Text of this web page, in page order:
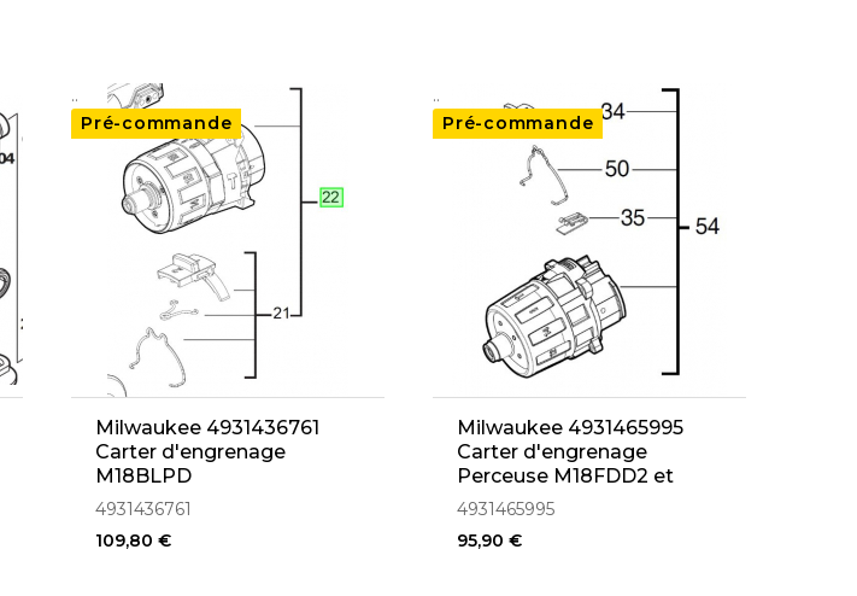
..
Pré-commande
Milwaukee 4931436761
Carter d'engrenage
M18BLPD
4931436761
109,80 €
..
Pré-commande
Milwaukee 4931465995
Carter d'engrenage
Perceuse M18FDD2 et
M18ONEDD2
4931465995
95,90 €